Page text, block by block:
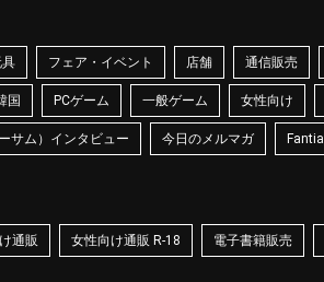
フェア・イベント 店舗 通信販売
国 PCゲーム 一般ゲーム 女性向け
サム）インタビュー 今日のメルマガ Fantia
通販 女性向け通販 R-18 電子書籍販売